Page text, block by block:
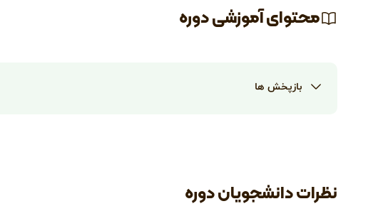
محتوای آموزشی دوره
بازپخش ها
نظرات دانشجویان دوره